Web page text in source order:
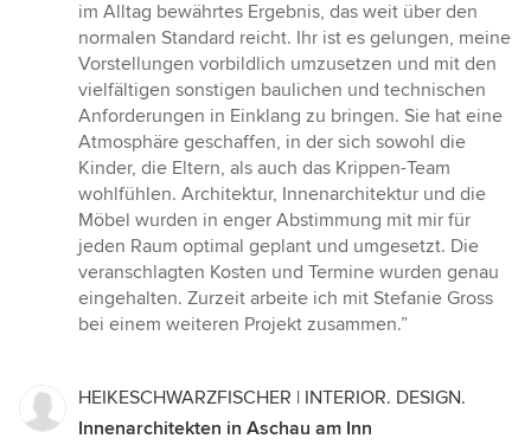
im Alltag bewährtes Ergebnis, das weit über den
normalen Standard reicht. Ihr ist es gelungen, meine
Vorstellungen vorbildlich umzusetzen und mit den
vielfältigen sonstigen baulichen und technischen
Anforderungen in Einklang zu bringen. Sie hat eine
Atmosphäre geschaffen, in der sich sowohl die
Kinder, die Eltern, als auch das Krippen-Team
wohlfühlen. Architektur, Innenarchitektur und die
Möbel wurden in enger Abstimmung mit mir für
jeden Raum optimal geplant und umgesetzt. Die
veranschlagten Kosten und Termine wurden genau
eingehalten. Zurzeit arbeite ich mit Stefanie Gross
bei einem weiteren Projekt zusammen.”
HEIKESCHWARZFISCHER | INTERIOR. DESIGN.
Innenarchitekten in Aschau am Inn